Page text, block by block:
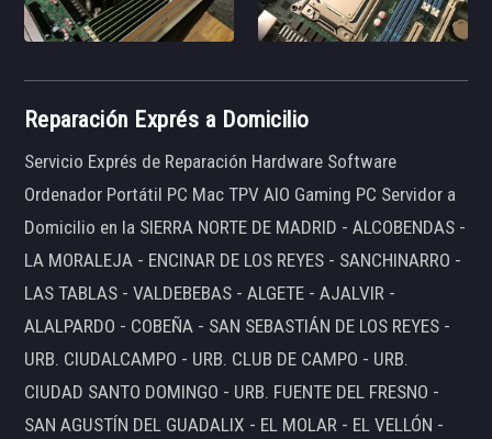
Reparación Exprés a Domicilio
Servicio Exprés de Reparación Hardware Software
Ordenador Portátil PC Mac TPV AIO Gaming PC Servidor a
Domicilio en la SIERRA NORTE DE MADRID - ALCOBENDAS -
LA MORALEJA - ENCINAR DE LOS REYES - SANCHINARRO -
LAS TABLAS - VALDEBEBAS - ALGETE - AJALVIR -
ALALPARDO - COBEÑA - SAN SEBASTIÁN DE LOS REYES -
URB. CIUDALCAMPO - URB. CLUB DE CAMPO - URB.
CIUDAD SANTO DOMINGO - URB. FUENTE DEL FRESNO -
SAN AGUSTÍN DEL GUADALIX - EL MOLAR - EL VELLÓN -